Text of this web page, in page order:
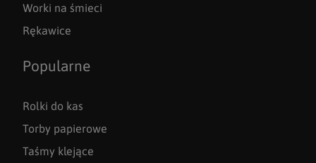
Worki na śmieci
Rękawice
Popularne
Rolki do kas
Torby papierowe
Taśmy klejące